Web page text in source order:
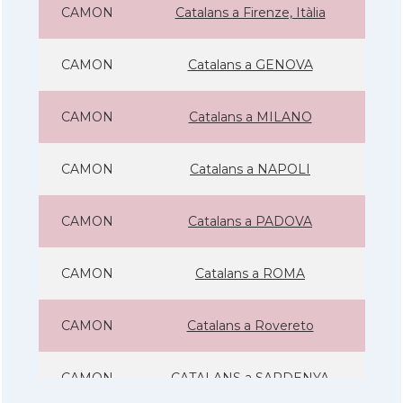
CAMON Catalans a Firenze, Itàlia
CAMON Catalans a GENOVA
CAMON Catalans a MILANO
CAMON Catalans a NAPOLI
CAMON Catalans a PADOVA
CAMON Catalans a ROMA
CAMON Catalans a Rovereto
CAMON CATALANS a SARDENYA